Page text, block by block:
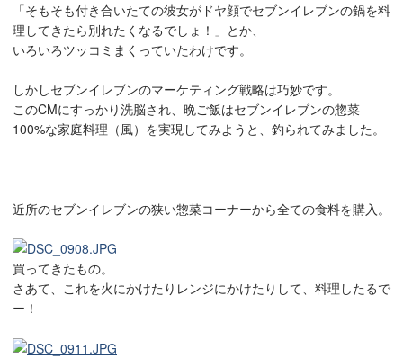
「そもそも付き合いたての彼女がドヤ顔でセブンイレブンの鍋を料
理してきたら別れたくなるでしょ！」とか、
いろいろツッコミまくっていたわけです。
しかしセブンイレブンのマーケティング戦略は巧妙です。
このCMにすっかり洗脳され、晩ご飯はセブンイレブンの惣菜
100%な家庭料理（風）を実現してみようと、釣られてみました。
近所のセブンイレブンの狭い惣菜コーナーから全ての食料を購入。
買ってきたもの。
さあて、これを火にかけたりレンジにかけたりして、料理したるで
ー！